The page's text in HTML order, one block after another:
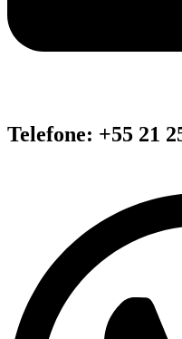
Telefone: +55 21